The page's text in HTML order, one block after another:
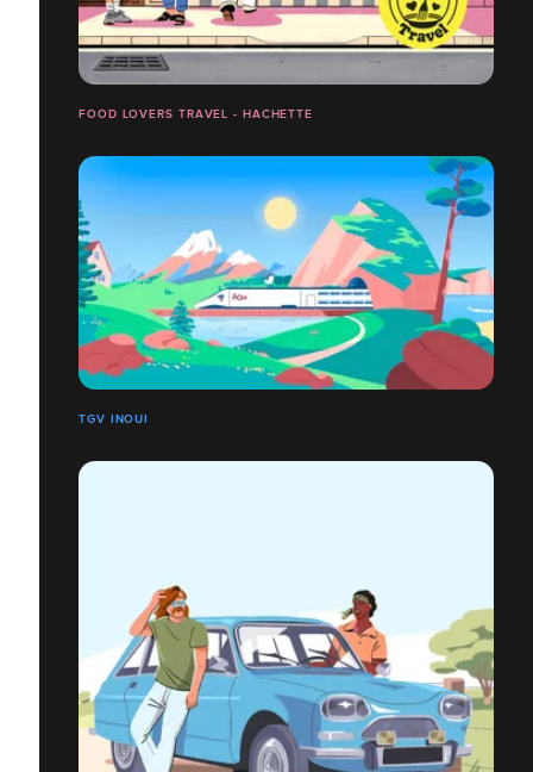
FOOD LOVERS TRAVEL - HACHETTE
TGV INOUI